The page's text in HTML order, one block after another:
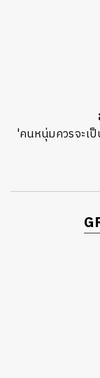
'คนหนุ่มควรจะเ